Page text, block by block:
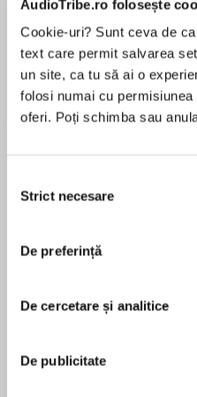
AudioTribe.ro folosește
Cookie-uri? Sunt ceva de
text care permit salvarea
un site, ca tu să ai o
folosi numai cu
oferi. Poți schimba sau
consimțământului
Strict necesare
De preferință
De cercetare și analitice
De publicitate
Desprecarte
Sunday Times and
author Cathy Glass
together her past and
When Mandy learns
dying, she is devasted
where she spent so
as a child. But the
pentru această carte
Cathy has been a foster